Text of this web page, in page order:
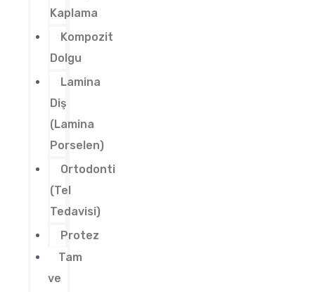
Kaplama
Kompozit
Dolgu
Lamina
Diş
(Lamina
Porselen)
Ortodonti
(Tel
Tedavisi)
Protez
Tam
ve